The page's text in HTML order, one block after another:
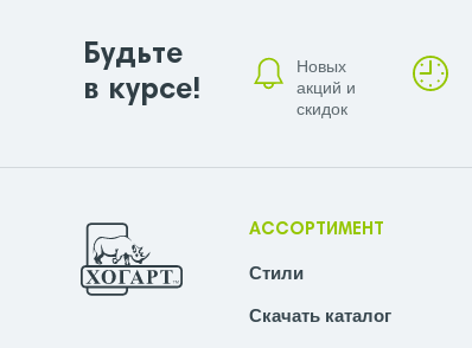
Будьте
в курсе!
Новых
акций и
скидок
АССОРТИМЕНТ
Стили
Скачать каталог